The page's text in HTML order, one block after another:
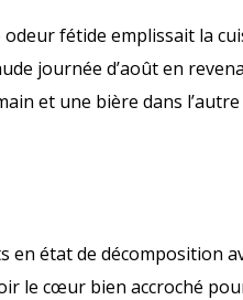
fétide emplissait la
journée d’août en
et une bière dans
état de décomposition
le cœur bien accroché